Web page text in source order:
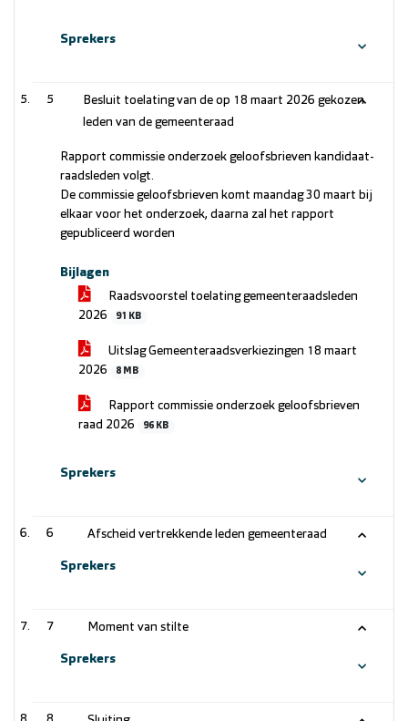
Sprekers
5
Besluit toelating van de op 18 maart 2026 gekozen
leden van de gemeenteraad
Rapport commissie onderzoek geloofsbrieven kandidaat-
raadsleden volgt.
De commissie geloofsbrieven komt maandag 30 maart bij
elkaar voor het onderzoek, daarna zal het rapport
gepubliceerd worden
Bijlagen
Raadsvoorstel toelating gemeenteraadsleden
2026
91 KB
Uitslag Gemeenteraadsverkiezingen 18 maart
2026
8 MB
Rapport commissie onderzoek geloofsbrieven
raad 2026
96 KB
Sprekers
6 Afscheid vertrekkende leden gemeenteraad
Sprekers
7 Moment van stilte
Sprekers